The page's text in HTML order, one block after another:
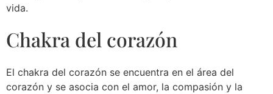
vida.
Chakra del corazón
El chakra del corazón se encuentra en el área del
corazón y se asocia con el amor, la compasión y la